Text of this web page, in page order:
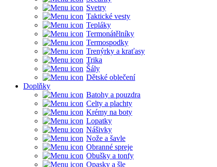
Svetry
Taktické vesty
Tepláky
Termonátělníky
Termospodky
Trenýrky a kraťasy
Trika
Šály
Dětské oblečení
Doplňky
Batohy a pouzdra
Celty a plachty
Krémy na boty
Lopatky
Nášivky
Nože a šavle
Obranné spreje
Obušky a tonfy
Opasky a šle